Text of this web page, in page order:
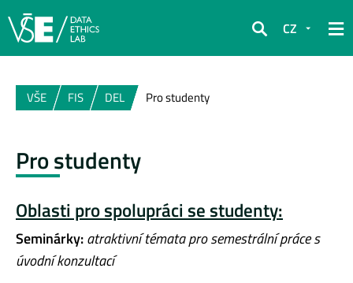
Hledat
CZ
VŠE FIS DEL Pro studenty
Pro studenty
Oblasti pro spolupráci se studenty:
Seminárky:atraktivní témata pro semestrální práce s
úvodní konzultací